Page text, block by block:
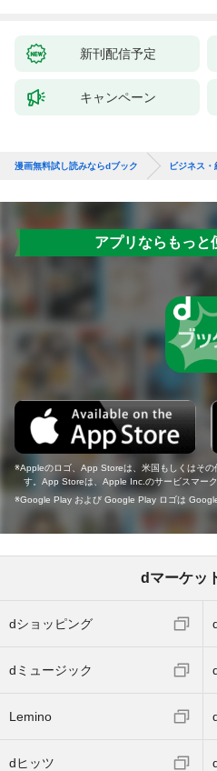
新刊配信予定
キャンペーン
漫画無料試し読みならdブック ビジネス・
アプリならもっと
Appleのロゴ、App Storeは、米国もしくはそ
す。App Storeは、Apple Inc.のサービスマーク
Google Play および Google Play ロゴは
dマーケッ
dショッピング
dミュージック
Lemino
dヒッツ